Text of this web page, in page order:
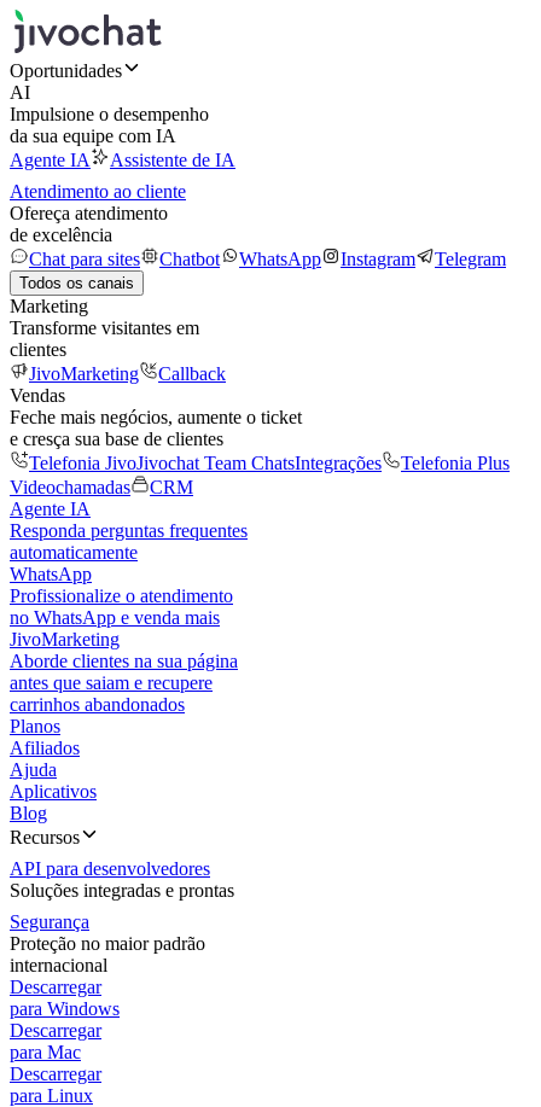
Oportunidades
AI
Impulsione o desempenho
da sua equipe com IA
Agente IA
Assistente de IA
Atendimento ao cliente
Ofereça atendimento
de excelência
Chat para sites
Chatbot WhatsApp Instagram Telegram
Todos os canais
Marketing
Transforme visitantes em
clientes
JivoMarketing
Callback
Vendas
Feche mais negócios, aumente o ticket
e cresça sua base de clientes
Telefonia JivoJivochat Team ChatsIntegrações
Telefonia Plus
Videochamadas
CRM
Agente IA
Responda perguntas frequentes
automaticamente
WhatsApp
Profissionalize o atendimento
no WhatsApp e venda mais
JivoMarketing
Aborde clientes na sua página
antes que saiam e recupere
carrinhos abandonados
Planos
Afiliados
Ajuda
Aplicativos
Blog
Recursos
API para desenvolvedores
Soluções integradas e prontas
Segurança
Proteção no maior padrão
internacional
Descarregar
para Windows
Descarregar
para Mac
Descarregar
para Linux